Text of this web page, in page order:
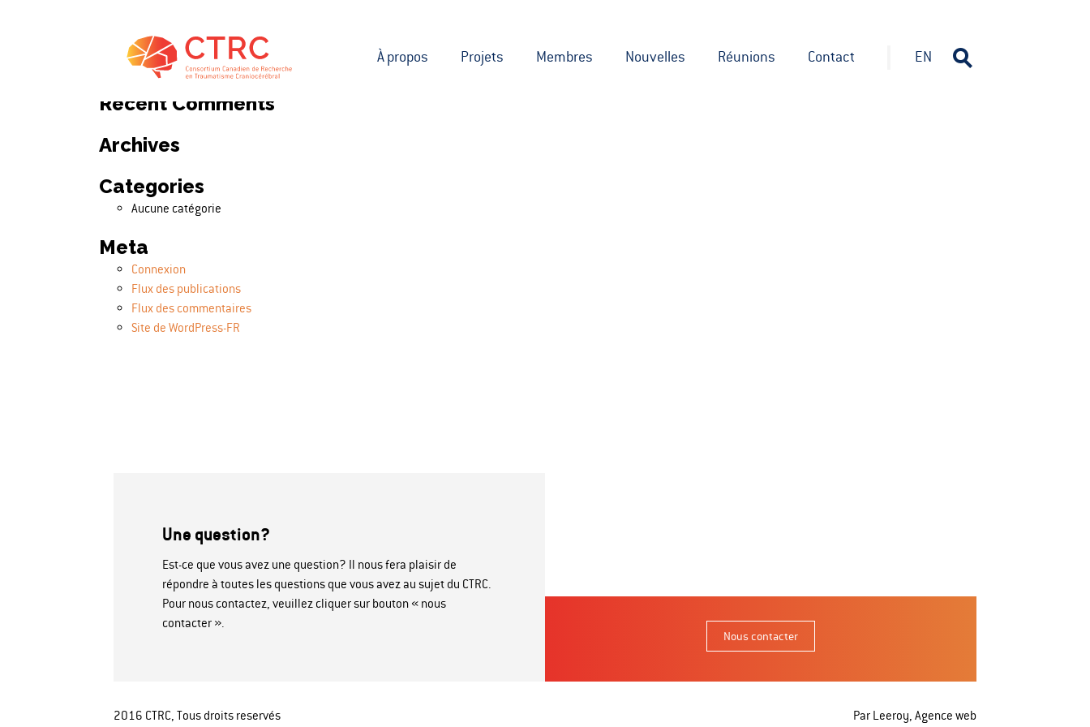
À propos Projets Membres Nouvelles Réunions Contact EN
Search
Rechercher :
Recent Comments
Archives
Categories
Aucune catégorie
Meta
Connexion
Flux des publications
Flux des commentaires
Site de WordPress-FR
Une question?
Est-ce que vous avez une question? Il nous fera plaisir de
répondre à toutes les questions que vous avez au sujet du CTRC.
Pour nous contactez, veuillez cliquer sur bouton « nous
contacter ».
Nous contacter
2016 CTRC, Tous droits reservés Par Leeroy, Agence web